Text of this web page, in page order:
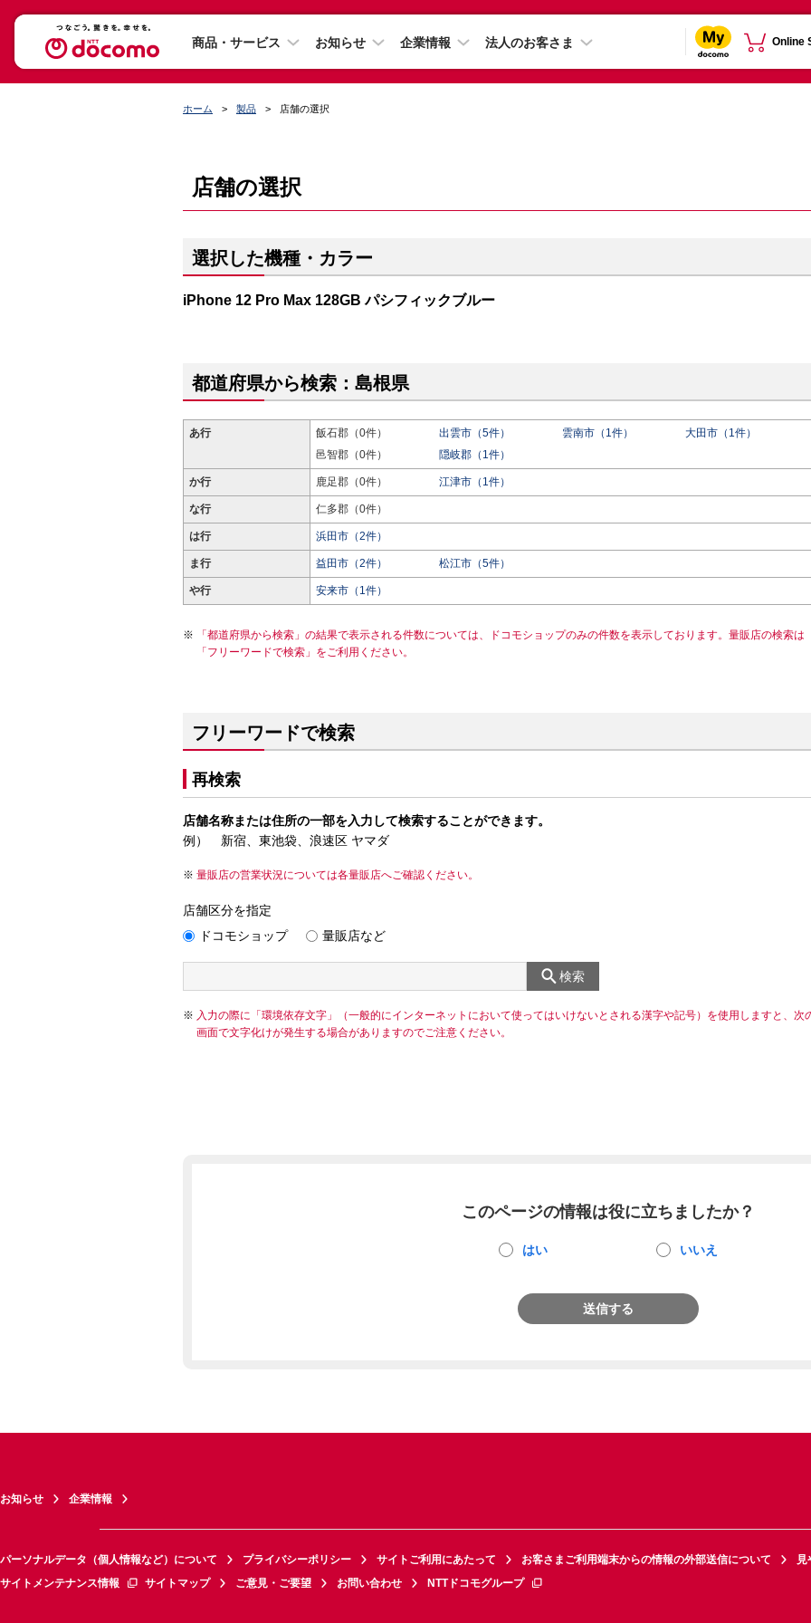
商品・サービス お知らせ 企業情報 法人のお客さま Online
ホーム 製品 店舗の選択
店舗の選択
選択した機種・カラー
iPhone 12 Pro Max 128GB パシフィックブルー
都道府県から検索：島根県
あ行 飯石郡（0件） 出雲市（5件） 雲南市（1件）
大田市（1件）
邑智郡（0件）
隠岐郡（1件）
か行 鹿足郡（0件） 江津市（1件）
な行 仁多郡（0件）
は行 浜田市（2件）
ま行 益田市（2件） 松江市（5件）
や行 安来市（1件）
「都道府県から検索」の結果で表示される件数については、ドコモショップのみの件数を表示しております。量販店の検索は
「フリーワードで検索」をご利用ください。
フリーワードで検索
再検索
店舗名称または住所の一部を入力して検索することができます。
例） 新宿、東池袋、浪速区 ヤマダ
量販店の営業状況については各量販店へご確認ください。
店舗区分を指定
ドコモショップ
量販店など
検索
入力の際に「環境依存文字」（一般的にインターネットにおいて使ってはいけないとされる漢字や記号）を使用しますと、次
画面で文字化けが発生する場合がありますのでご注意ください。
このページの情報は役に立ちましたか？
はい いいえ
送信する
お知らせ 企業情報
パーソナルデータ（個人情報など）について プライバシーポリシー サイトご利用にあたって お客さまご利用端末からの情報の外部送信について
見
サイトメンテナンス情報
サイトマップ ご意見・ご要望 お問い合わせ NTTドコモグループ